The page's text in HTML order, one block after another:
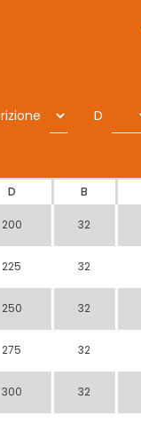
D
D B
200 32
225 32
250 32
275 32
300 32